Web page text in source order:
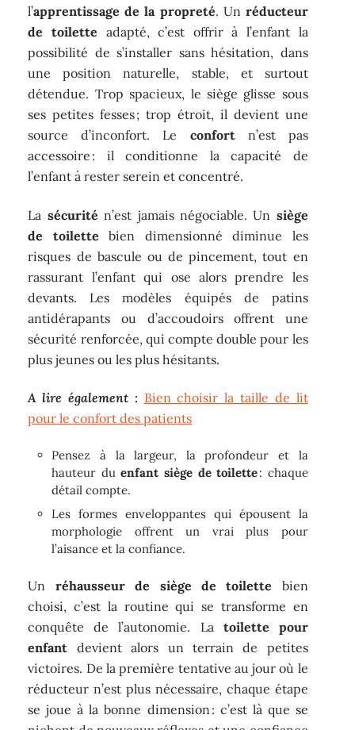
l’apprentissage de la propreté. Un réducteur
de toilette adapté, c’est offrir à l’enfant la
possibilité de s’installer sans hésitation, dans
une position naturelle, stable, et surtout
détendue. Trop spacieux, le siège glisse sous
ses petites fesses ; trop étroit, il devient une
source d’inconfort. Le confortn’est pas
accessoire : il conditionne la capacité de
l’enfant à rester serein et concentré.
La sécurité n’est jamais négociable. Un siège
de toilette bien dimensionné diminue les
risques de bascule ou de pincement, tout en
rassurant l’enfant qui ose alors prendre les
devants. Les modèles équipés de patins
antidérapants ou d’accoudoirs offrent une
sécurité renforcée, qui compte double pour les
plus jeunes ou les plus hésitants.
A lire également : Bien choisir la taille de lit
pour le confort des patients
Pensez à la largeur, la profondeur et la
hauteur duenfant siège de toilette: chaque
détail compte.
Les formes enveloppantes qui épousent la
morphologie offrent un vrai plus pour
l’aisance et la confiance.
Un réhausseur de siège de toilette bien
choisi, c’est la routine qui se transforme en
conquête de l’autonomie. La toilette pour
enfant devient alors un terrain de petites
victoires. De la première tentative au jour où le
réducteur n’est plus nécessaire, chaque étape
se joue à la bonne dimension : c’est là que se